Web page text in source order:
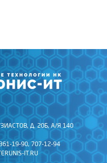
Д. 20Б, А/Я 140
19-90, 707-12-94
IT.RU